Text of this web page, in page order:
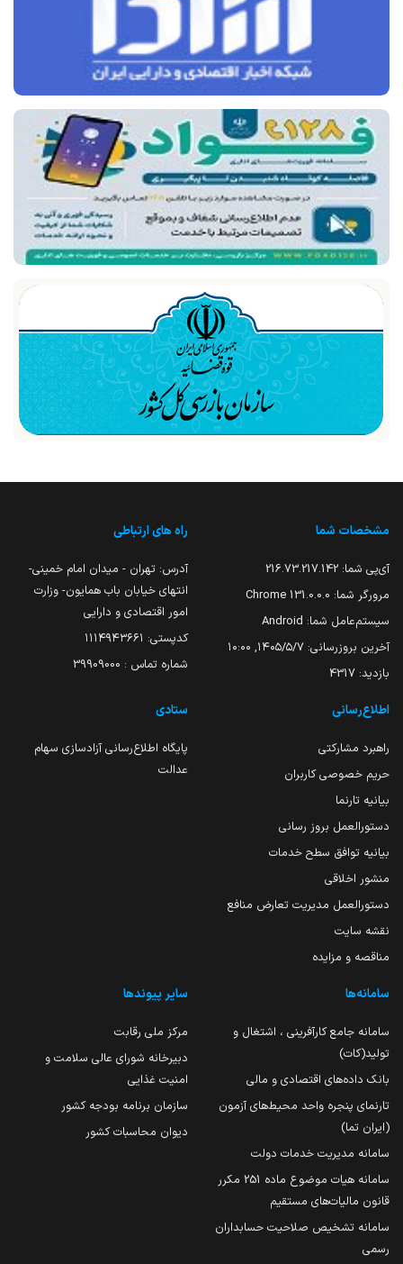
مشخصات شما
آی‌پی شما: 216.73.217.142
مرورگر شما: 131.0.0.0 Chrome
سیستم‌عامل شما: Android
آخرین بروزرسانی: ۱۴۰۵/۵/۷, ۱۰:۰۰
بازدید: 4317
راه های ارتباطی
آدرس: تهران - میدان امام خمینی-
انتهای خیابان باب همایون- وزارت
امور اقتصادی و دارایی
کدپستی: ۱۱۱۴۹۴۳۶۶۱
شماره تماس : 39909000
اطلاع‌رسانی
راهبرد مشارکتی
حریم خصوصی کاربران
بیانیه تارنما
دستورالعمل بروز رسانی
بیانیه توافق سطح خدمات
منشور اخلاقی
دستورالعمل مدیریت تعارض منافع
نقشه سایت
مناقصه و مزایده
ستادی
پایگاه اطلاع‌رسانی آزادسازی سهام
عدالت
سامانه‌ها
سامانه جامع کارآفرینی ، اشتغال و
تولید(کات)
بانک داده‌های اقتصادی و مالی
تارنمای پنجره واحد محیط‌های آزمون
(ایران تما)
سامانه مدیریت خدمات دولت
سامانه هیات موضوع ماده 251 مکرر
قانون مالیات‌های مستقیم
سامانه تشخیص صلاحیت حسابداران
رسمی
سایر پیوندها
مرکز ملی رقابت
دبیرخانه شورای عالی سلامت و
امنیت غذایی
سازمان برنامه بودجه کشور
دیوان محاسبات کشور